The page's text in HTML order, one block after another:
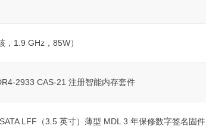
1.9 GHz，85W）
2933 CAS-21 注册智能内存套件
LFF（3.5 英寸）薄型 MDL 3 年保修数字签名固件